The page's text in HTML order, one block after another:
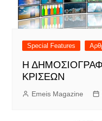
Special Features
Η
ΚΡΙΣΕΩΝ
Emeis Magazine